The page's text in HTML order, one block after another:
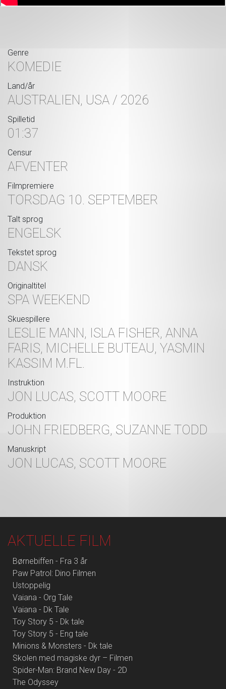
Genre
KOMEDIE
Land/år
AUSTRALIEN, USA / 2026
Spilletid
01:37
Censur
AFVENTER
Filmpremiere
TORSDAG 10. SEPTEMBER
Talt sprog
ENGELSK
Tekstet sprog
DANSK
Originaltitel
SPA WEEKEND
Skuespillere
LESLIE MANN, ISLA FISHER, ANNA
FARIS, MICHELLE BUTEAU, YASMIN
KASSIM M.FL.
Instruktion
JON LUCAS, SCOTT MOORE
Produktion
JOHN FRIEDBERG, SUZANNE TODD
Manuskript
JON LUCAS, SCOTT MOORE
AKTUELLE FILM
Børnebiffen - Fra 3 år
Paw Patrol: Dino Filmen
Ustoppelig
Vaiana - Org Tale
Vaiana - Dk Tale
Toy Story 5 - Dk tale
Toy Story 5 - Eng tale
Minions & Monsters - Dk tale
Skolen med magiske dyr – Filmen
Spider-Man: Brand New Day - 2D
The Odyssey